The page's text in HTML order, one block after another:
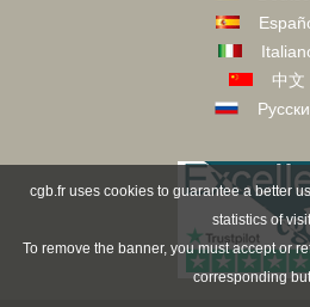
中文
cgb.fr uses cookies to guarantee a better
statistics of
To remove the banner, you must accept or
corresponding